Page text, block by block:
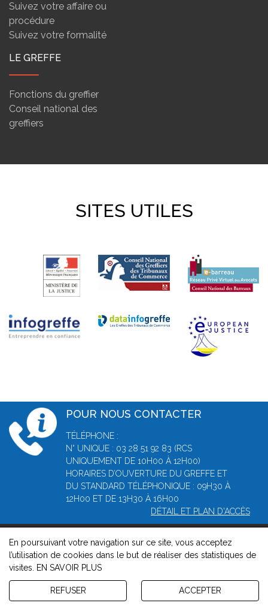
Suivez votre affaire ou
procédure
Suivez votre formalité
LE GREFFE
Fonctions du greffier
Conseil national des
greffiers
SITES UTILES
POUR NOUS CONTACTER
TÉLÉPHONE :
N° UNIQUE : 03 28 51 92 83 (RCS
UNIQUEMENT DE 10H00 À 12H00)
HORAIRES D’OUVERTURE DU GREFFE ET
DU STANDARD TÉLÉPHONIQUE : 09H30 À
12H00 ET DE 13H30 À 16H00
DÉTAIL ET PLAN D'ACCÈS
© 2026, Greffe du Tribunal de Commerce de Dunkerque -
Mentions légales-Contact -Gestion des cookies-Politique de
confidentialité et de cookies
Version : 1.8.1
En poursuivant votre navigation sur ce site, vous acceptez
l’utilisation de cookies dans le but de réaliser des statistiques de
visites.
EN SAVOIR PLUS
REFUSER ACCEPTER